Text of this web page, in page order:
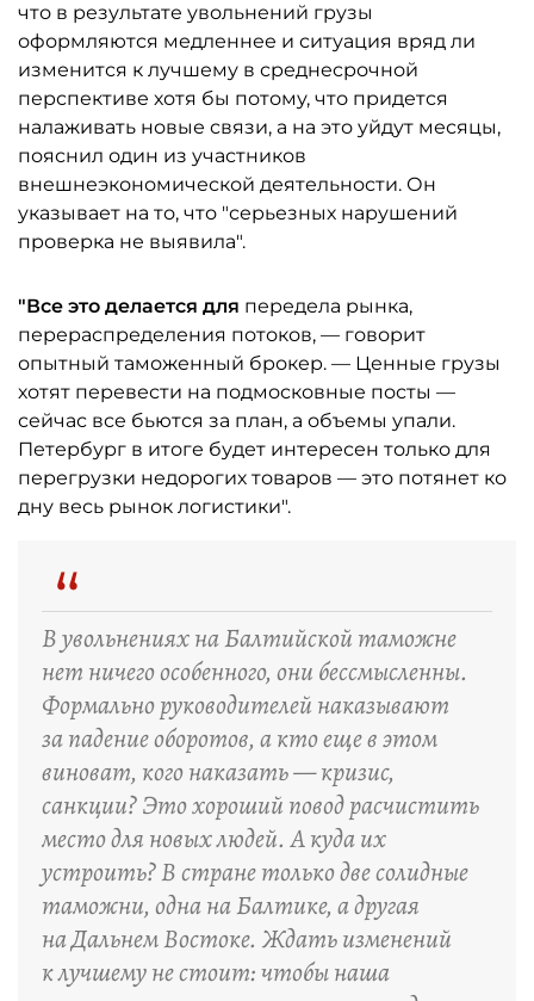
что в результате увольнений грузы
оформляются медленнее и ситуация вряд ли
изменится к лучшему в среднесрочной
перспективе хотя бы потому, что придется
налаживать новые связи, а на это уйдут месяцы,
пояснил один из участников
внешнеэкономической деятельности. Он
указывает на то, что "серьезных нарушений
проверка не выявила".
"Все это делается для передела рынка,
перераспределения потоков, — говорит
опытный таможенный брокер. — Ценные грузы
хотят перевести на подмосковные посты —
сейчас все бьются за план, а объемы упали.
Петербург в итоге будет интересен только для
перегрузки недорогих товаров — это потянет ко
дну весь рынок логистики".
“
В увольнениях на Балтийской таможне
нет ничего особенного, они бессмысленны.
Формально руководителей наказывают
за падение оборотов, а кто еще в этом
виноват, кого наказать — кризис,
санкции? Это хороший повод расчистить
место для новых людей. А куда их
устроить? В стране только две солидные
таможни, одна на Балтике, а другая
на Дальнем Востоке. Ждать изменений
к лучшему не стоит: чтобы наша